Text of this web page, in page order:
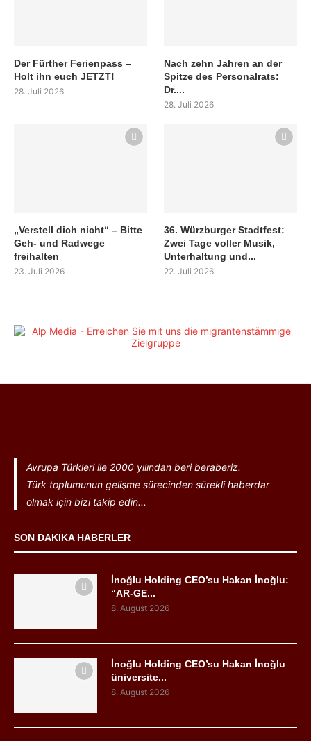
Der Fürther Ferienpass –
Holt ihn euch JETZT!
28. Juli 2026
Nach zehn Jahren an der
Spitze des Personalrats:
Dr....
28. Juli 2026
„Verstell dich nicht“ – Bitte
Geh- und Radwege
freihalten
23. Juli 2026
36. Würzburger Stadtfest:
Zwei Tage voller Musik,
Unterhaltung und...
22. Juli 2026
Avrupa Türkleri ile 2000 yılından beri beraberiz.
Türk toplumunun gelişme sürecinden sürekli haberdar
olmak için bizi takip edin...
SON DAKIKA HABERLER
İnoğlu Holding CEO’su Hakan İnoğlu:
“AR-GE...
8. August 2026
İnoğlu Holding CEO’su Hakan İnoğlu
üniversite...
8. August 2026